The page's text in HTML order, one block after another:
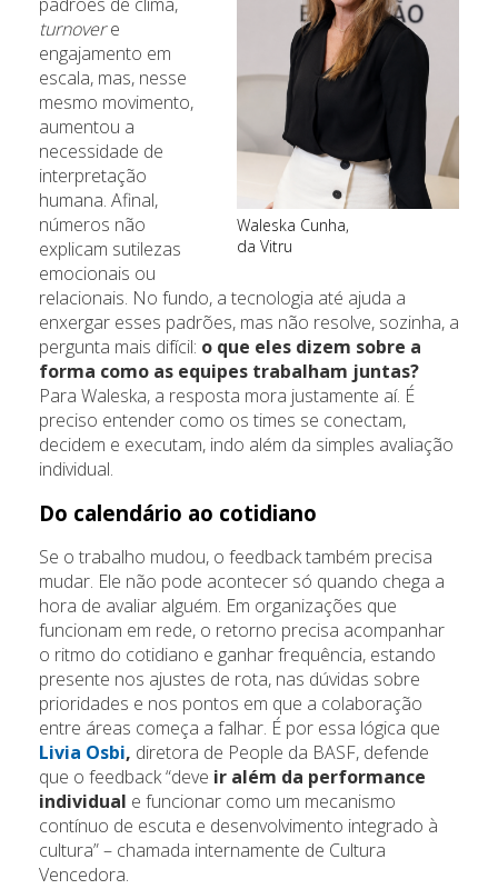
Waleska Cunha,
da Vitru
turnovere
engajamento em
escala, mas, nesse
mesmo movimento,
aumentou a
necessidade de
interpretação
humana. Afinal,
números não
explicam sutilezas
emocionais ou
relacionais. No fundo, a tecnologia até ajuda a
enxergar esses padrões, mas não resolve, sozinha, a
pergunta mais difícil: o que eles dizem sobre a
forma como as equipes trabalham juntas?
Para Waleska, a resposta mora justamente aí. É
preciso entender como os times se conectam,
decidem e executam, indo além da simples avaliação
individual.
Do calendário ao cotidiano
Se o trabalho mudou, o feedback também precisa
mudar. Ele não pode acontecer só quando chega a
hora de avaliar alguém. Em organizações que
funcionam em rede, o retorno precisa acompanhar
o ritmo do cotidiano e ganhar frequência, estando
presente nos ajustes de rota, nas dúvidas sobre
prioridades e nos pontos em que a colaboração
entre áreas começa a falhar. É por essa lógica que
Livia Osbi, diretora de People da BASF, defende
que o feedback “deve ir além da performance
individual e funcionar como um mecanismo
contínuo de escuta e desenvolvimento integrado à
cultura” – chamada internamente de Cultura
Vencedora.